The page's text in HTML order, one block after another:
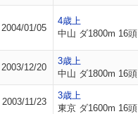
2004/01/05
4歳上
中山 ダ1800m 16頭
2003/12/20
3歳上
中山 ダ1800m 16頭
2003/11/23
3歳上
東京 ダ1600m 16頭